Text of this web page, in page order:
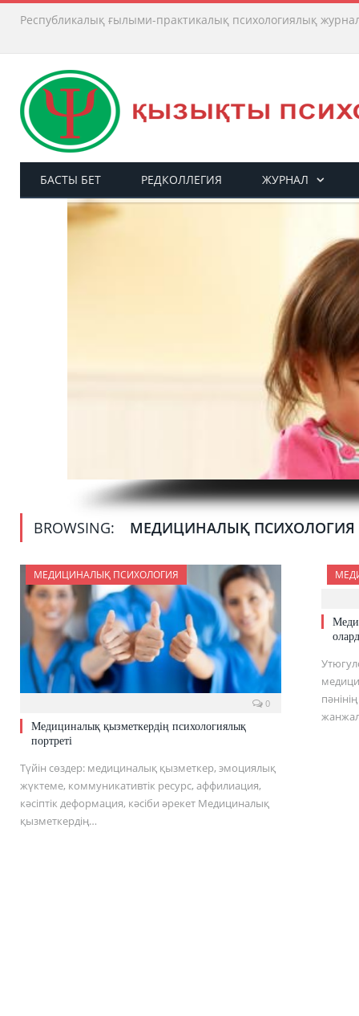
Республикалық ғылыми-практикалық психологиялық
БАСТЫ БЕТ РЕДКОЛЛЕГИЯ ЖУРНАЛ
BROWSING: МЕДИЦИНАЛЫҚ ПСИХОЛОГИЯ
МЕДИЦИНАЛЫҚ ПСИХОЛОГИЯ
0
Медициналық қызметкердің психологиялық
портреті
Түйін сөздер: медициналық қызметкер, эмоциялық
жүктеме, коммуникативтік ресурс, аффилиация,
кәсіптік деформация, кәсіби әрекет Медициналық
қызметкердің…